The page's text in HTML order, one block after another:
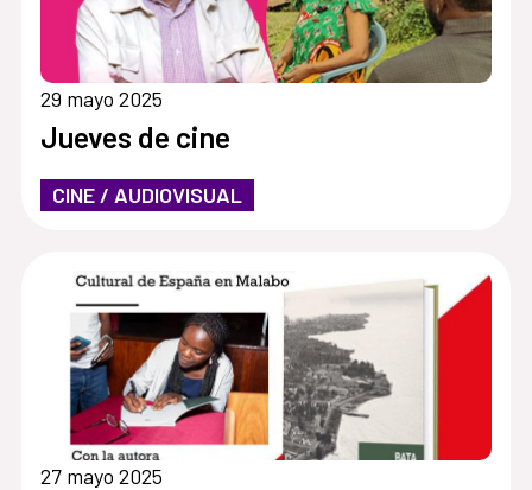
29 mayo 2025
Jueves de cine
CINE / AUDIOVISUAL
27 mayo 2025